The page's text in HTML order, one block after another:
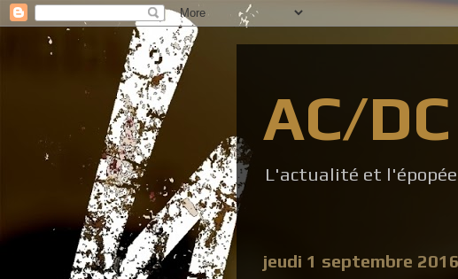
AC/
L'actualité et l'épopée
jeudi 1 septembre 2016